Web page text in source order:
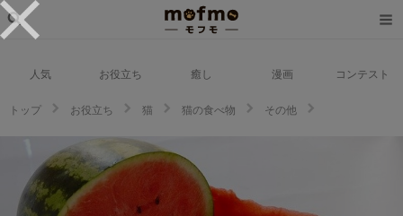
人気 お役立ち 癒し 漫画 コンテスト
トップ お役立ち 猫 猫の食べ物
その他